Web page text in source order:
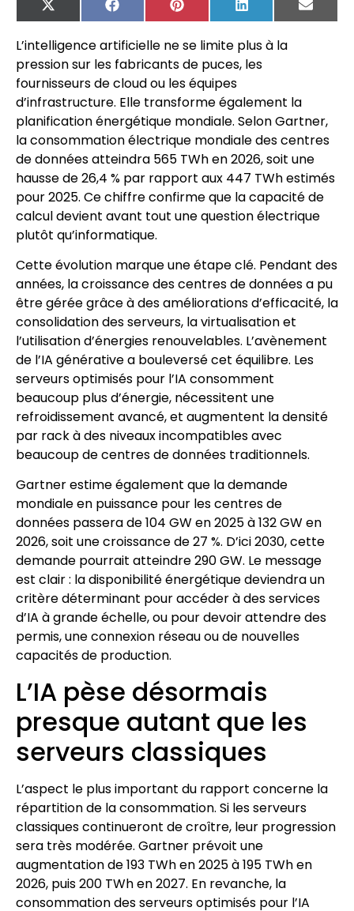
X
(Twitter)
FacebookPinterest LinkedIn
Email
L’intelligence artificielle ne se limite plus à la
pression sur les fabricants de puces, les
fournisseurs de cloud ou les équipes
d’infrastructure. Elle transforme également la
planification énergétique mondiale. Selon Gartner,
la consommation électrique mondiale des centres
de données atteindra 565 TWh en 2026, soit une
hausse de 26,4 % par rapport aux 447 TWh estimés
pour 2025. Ce chiffre confirme que la capacité de
calcul devient avant tout une question électrique
plutôt qu’informatique.
Cette évolution marque une étape clé. Pendant des
années, la croissance des centres de données a pu
être gérée grâce à des améliorations d’efficacité, la
consolidation des serveurs, la virtualisation et
l’utilisation d’énergies renouvelables. L’avènement
de l’IA générative a bouleversé cet équilibre. Les
serveurs optimisés pour l’IA consomment
beaucoup plus d’énergie, nécessitent une
refroidissement avancé, et augmentent la densité
par rack à des niveaux incompatibles avec
beaucoup de centres de données traditionnels.
Gartner estime également que la demande
mondiale en puissance pour les centres de
données passera de 104 GW en 2025 à 132 GW en
2026, soit une croissance de 27 %. D’ici 2030, cette
demande pourrait atteindre 290 GW. Le message
est clair : la disponibilité énergétique deviendra un
critère déterminant pour accéder à des services
d’IA à grande échelle, ou pour devoir attendre des
permis, une connexion réseau ou de nouvelles
capacités de production.
L’IA pèse désormais
presque autant que les
serveurs classiques
L’aspect le plus important du rapport concerne la
répartition de la consommation. Si les serveurs
classiques continueront de croître, leur progression
sera très modérée. Gartner prévoit une
augmentation de 193 TWh en 2025 à 195 TWh en
2026, puis 200 TWh en 2027. En revanche, la
consommation des serveurs optimisés pour l’IA